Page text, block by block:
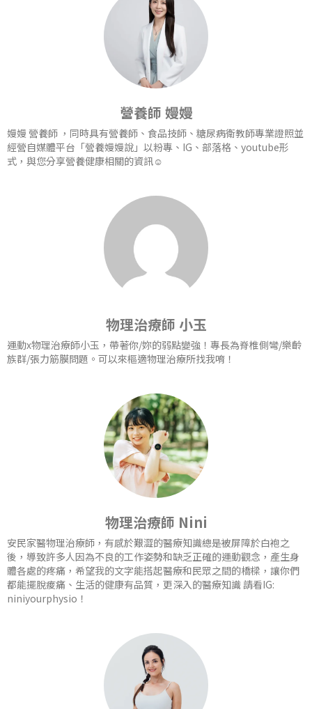
營養師 嫚嫚
嫚嫚 營養師 ，同時具有營養師、食品技師、糖尿病衛教師專業證照並
經營自媒體平台「營養嫚嫚說」以粉專、IG、部落格、youtube形
式，與您分享營養健康相關的資訊☺️
物理治療師 小玉
運動x物理治療師小玉，帶著你/妳的弱點變強！專長為脊椎側彎/樂齡
族群/張力筋膜問題。可以來樞適物理治療所找我唷！
物理治療師 Nini
安民家醫物理治療師，有感於艱澀的醫療知識總是被屏障於白袍之
後，導致許多人因為不良的工作姿勢和缺乏正確的運動觀念，產生身
體各處的疼痛，希望我的文字能搭起醫療和民眾之間的橋樑，讓你們
都能擺脫痠痛、生活的健康有品質，更深入的醫療知識 請看IG:
niniyourphysio！